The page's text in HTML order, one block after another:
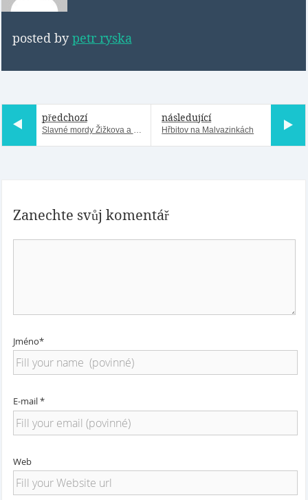
posted bypetr ryska
předchozí
Slavné mordy Žižkova a Vinohrad - NOVÁ VYCHÁZKA
následující
Hřbitov na Malvazinkách
Zanechte svůj komentář
Jméno*
E-mail *
Web